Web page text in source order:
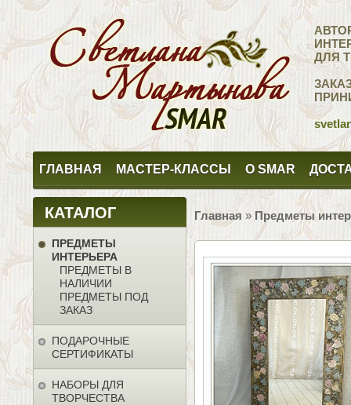
ДЛЯ
ГЛАВНАЯ МАСТЕР-КЛАССЫ О SMAR
КАТАЛОГ
ПРЕДМЕТЫ
ИНТЕРЬЕРА
ПРЕДМЕТЫ В
НАЛИЧИИ
ПРЕДМЕТЫ ПОД
ЗАКАЗ
ПОДАРОЧНЫЕ
СЕРТИФИКАТЫ
НАБОРЫ ДЛЯ
ТВОРЧЕСТВА
Главная » Предметы